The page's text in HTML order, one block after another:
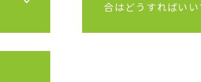
合はどうすればいい